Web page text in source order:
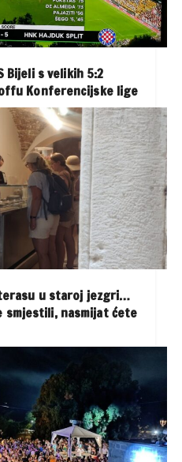
Bijeli s velikih 5:2
Konferencijske lige
u staroj jezgri…
smjestili, nasmijat ćete